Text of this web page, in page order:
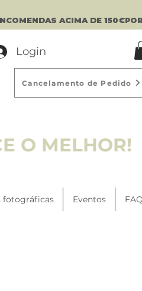
Login
O MELHOR!
Cancelamento de Pedido
fotográficas Eventos